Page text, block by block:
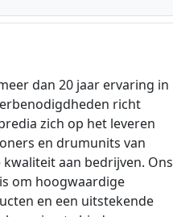
dan 20 jaar ervaring in
richt
zich op het leveren
en drumunits van
kwaliteit aan bedrijven. Ons
om hoogwaardige
en een uitstekende